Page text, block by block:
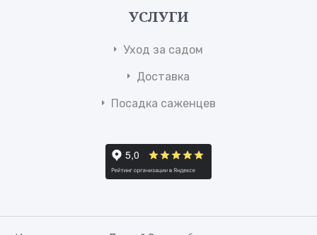
УСЛУГИ
Уход за садом
Доставка
Посадка саженцев